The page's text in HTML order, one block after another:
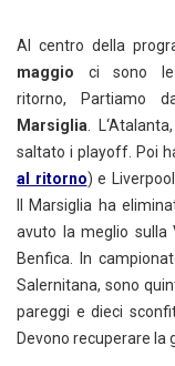
Al centro della
maggio ci sono le
ritorno, Partiamo
Marsiglia.
saltato i playoff. Poi
al ritorno) e
Il Marsiglia ha
avuto la meglio sulla
Benfica. In
Salernitana, sono
pareggi e dieci
Devono recuperare la